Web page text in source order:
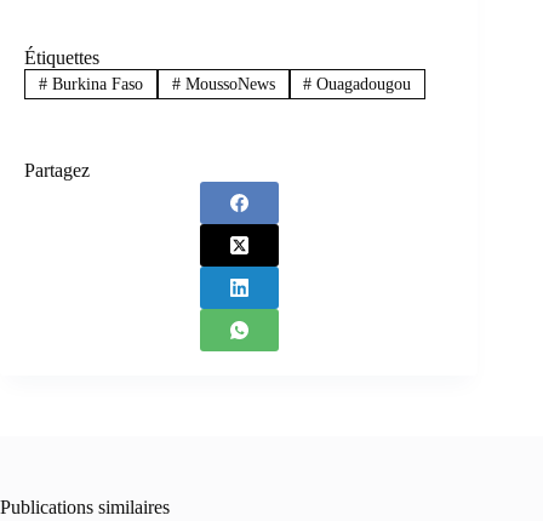
Étiquettes
#Burkina Faso #MoussoNews # Ouagadougou
Partagez
Publications similaires